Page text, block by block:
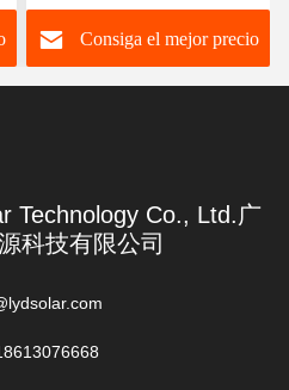
flotante diseñada
Consiga el mejor precio
Technology Co., Ltd.广
科技有限公司